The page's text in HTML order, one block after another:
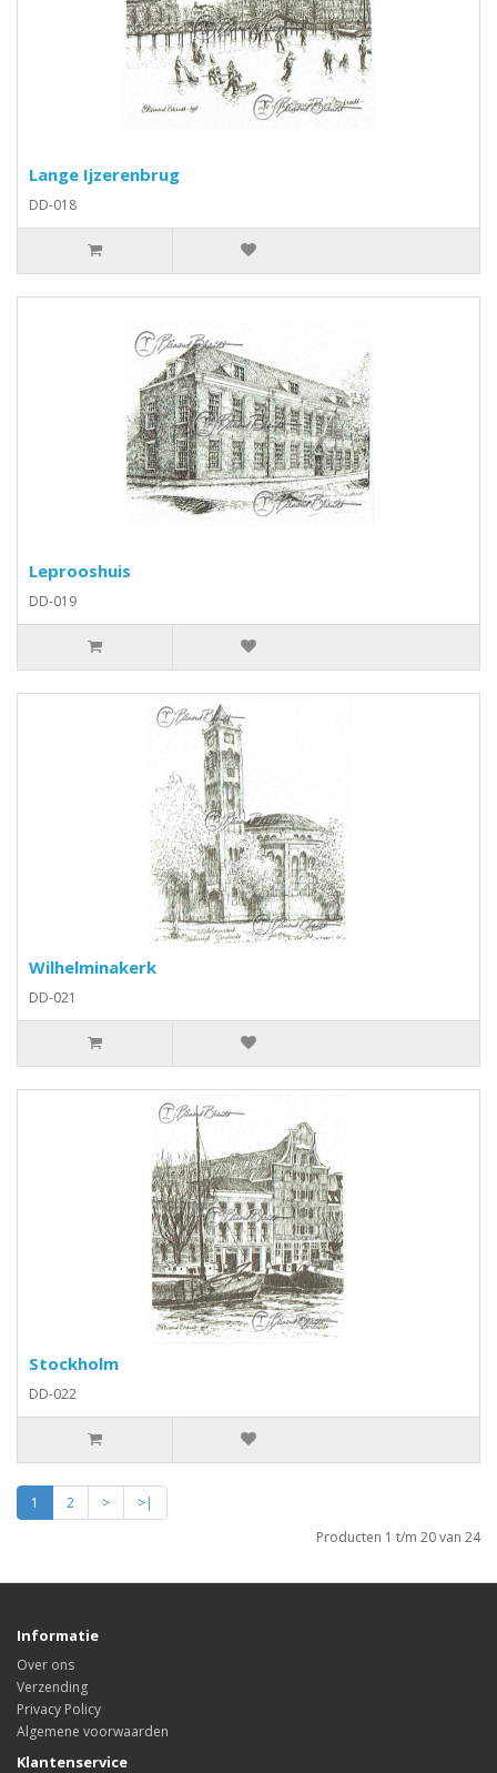
Lange Ijzerenbrug
DD-018
Leprooshuis
DD-019
Wilhelminakerk
DD-021
Stockholm
DD-022
1 2 >
>|
Producten 1 t/m 20 van 24
Informatie
Over ons
Verzending
Privacy Policy
Algemene voorwaarden
Klantenservice